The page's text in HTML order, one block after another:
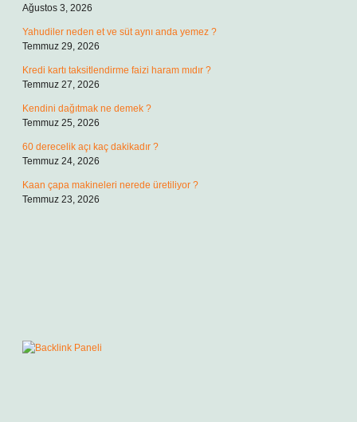
Ağustos 3, 2026
Yahudiler neden et ve süt aynı anda yemez ?
Temmuz 29, 2026
Kredi kartı taksitlendirme faizi haram mıdır ?
Temmuz 27, 2026
Kendini dağıtmak ne demek ?
Temmuz 25, 2026
60 derecelik açı kaç dakikadır ?
Temmuz 24, 2026
Kaan çapa makineleri nerede üretiliyor ?
Temmuz 23, 2026